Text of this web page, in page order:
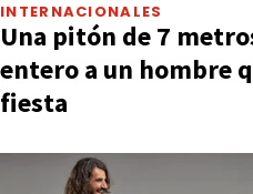
INTERNACIONALES
Una pitón de 7
entero a un hombre
fiesta